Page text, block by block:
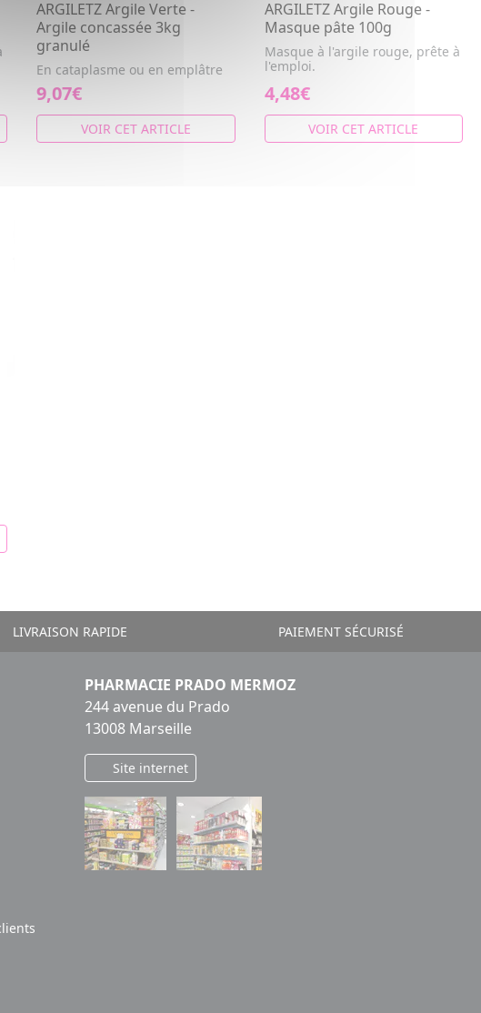
ARGILETZ Argile Verte -
Argile concassée 3kg
granulé
En cataplasme ou en emplâtre
9,07€
VOIR CET ARTICLE
ARGILETZ Argile Rouge -
Masque pâte 100g
Masque à l'argile rouge, prête à
l'emploi.
4,48€
VOIR CET ARTICLE
LIVRAISON RAPIDE PAIEMENT SÉCURISÉ
PHARMACIE PRADO MERMOZ
244 avenue du Prado
13008 Marseille
Site internet